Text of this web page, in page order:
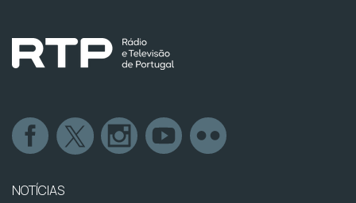
NOTÍCIAS